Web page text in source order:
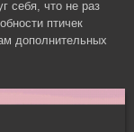
себя, что не раз
птичек
дополнительных